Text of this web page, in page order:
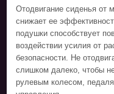
Отодвигание сиденья от
снижает ее
подушки способствует
воздействии усилия от
безопасности. Не
слишком далеко, чтобы
рулевым колесом,